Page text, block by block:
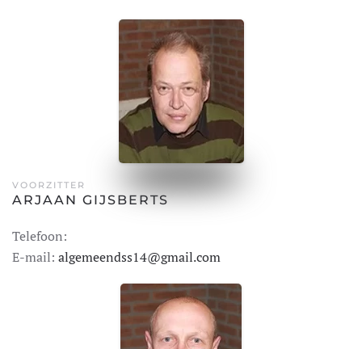
VOORZITTER
ARJAAN GIJSBERTS
Telefoon:
E-mail: algemeendss14@gmail.com